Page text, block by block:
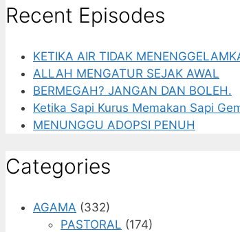
Recent Episodes
KETIKA AIR TIDAK
ALLAH MENGATUR SEJAK AWAL
BERMEGAH? JANGAN DAN BOLEH.
Ketika Sapi Kurus Memakan Sapi
MENUNGGU ADOPSI PENUH
Categories
AGAMA (332)
PASTORAL (174)